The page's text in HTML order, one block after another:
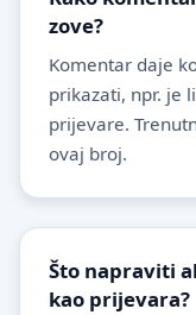
zove?
Komentar daje
prikazati, npr. je
prijevare.
ovaj broj.
Što napraviti
kao prijevara?